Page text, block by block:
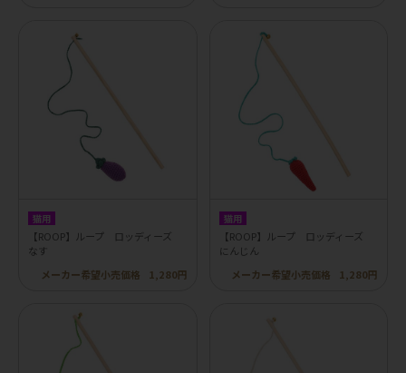
猫用
【ROOP】ループ ロッディーズ
なす
メーカー希望小売価格
1,280円
猫用
【ROOP】ループ ロッディーズ
にんじん
メーカー希望小売価格
1,280円